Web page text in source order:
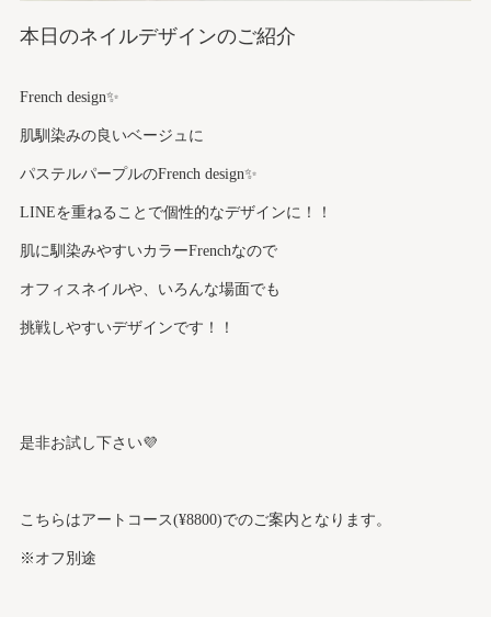
本日のネイルデザインのご紹介
French design✨
肌馴染みの良いベージュに
パステルパープルのFrench design✨
LINEを重ねることで個性的なデザインに！！
肌に馴染みやすいカラーFrenchなので
オフィスネイルや、いろんな場面でも
挑戦しやすいデザインです！！
是非お試し下さい💜
こちらはアートコース(¥8800)でのご案内となります。
※オフ別途